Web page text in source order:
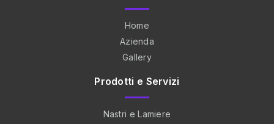
Home
Azienda
Gallery
Prodotti e Servizi
Nastri e Lamiere